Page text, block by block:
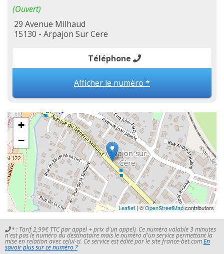
(Ouvert)
29 Avenue Milhaud
15130 - Arpajon Sur Cere
Téléphone
Afficher le numéro *
+
−
Leaflet | ©OpenStreetMapcontributors
* : Tarif 2,99€ TTC par appel + prix d'un appel). Ce numéro valable 3 minutes
n'est pas le numéro du destinataire mais le numéro d'un service permettant la
mise en relation avec celui-ci. Ce service est édité par le site france-bet.comEn
savoir plus sur ce numéro ?